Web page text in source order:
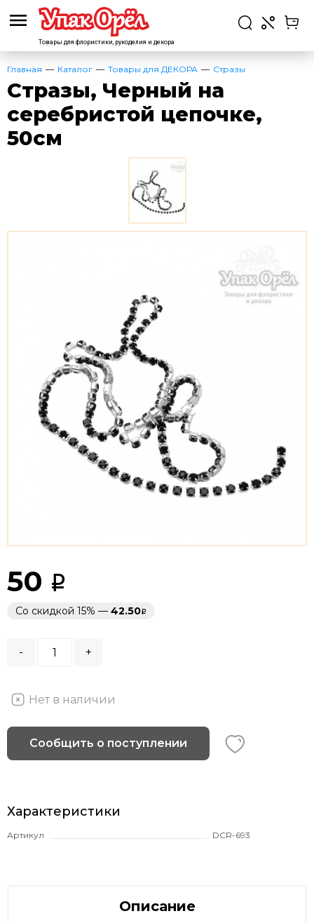
Товары для флористики, рукоделия и декора
Главная Каталог Товары для ДЕКОРА Стразы
Стразы, Черный на
серебристой цепочке,
50см
50
Со скидкой 15% — 42.50
- +
Нет в наличии
Сообщить о поступлении
Характеристики
Артикул DCR-693
Описание